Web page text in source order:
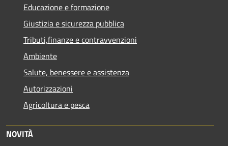
Educazione e formazione
Giustizia e sicurezza pubblica
Tributi,finanze e contravvenzioni
Ambiente
Salute, benessere e assistenza
Autorizzazioni
Agricoltura e pesca
NOVITÀ